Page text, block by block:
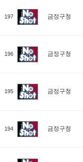
197 금정구청
196 금정구청
195 금정구청
194 금정구청